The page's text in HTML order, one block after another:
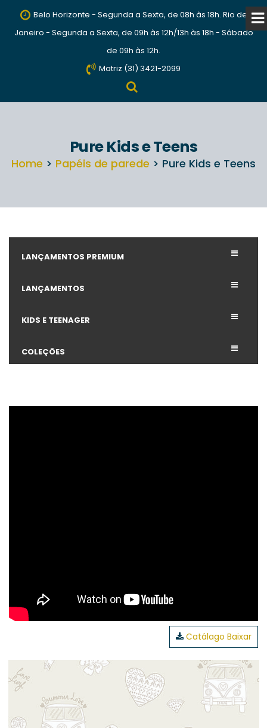
Belo Horizonte - Segunda a Sexta, de 08h às 18h. Rio de
Janeiro - Segunda a Sexta, de 09h às 12h/13h às 18h - Sábado
de 09h às 12h.
Matriz (31) 3421-2099
Pure Kids e Teens
Home > Papéis de parede > Pure Kids e Teens
LANÇAMENTOS PREMIUM
LANÇAMENTOS
KIDS E TEENAGER
COLEÇÕES
Catálago Baixar